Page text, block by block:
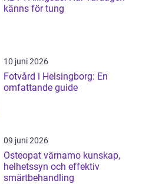
känns för tung
10 juni 2026
Fotvård i Helsingborg: En
omfattande guide
09 juni 2026
Osteopat värnamo kunskap,
helhetssyn och effektiv
smärtbehandling